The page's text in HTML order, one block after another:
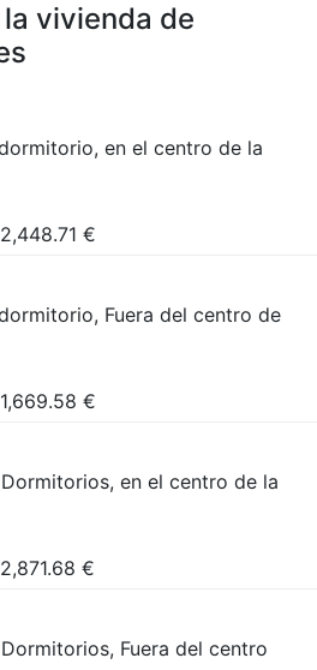
vivienda de
en el centro de la
2,448.71 €
Fuera del centro de
1,669.58 €
en el centro de la
2,871.68 €
Fuera del centro